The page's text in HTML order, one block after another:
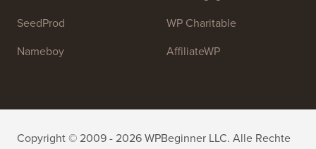
WPForms
All in One SEO
WP Mail SMTP
Smash Balloon
WP Simple Pay
Easy Digital Downloads
RafflePress
PushEngage